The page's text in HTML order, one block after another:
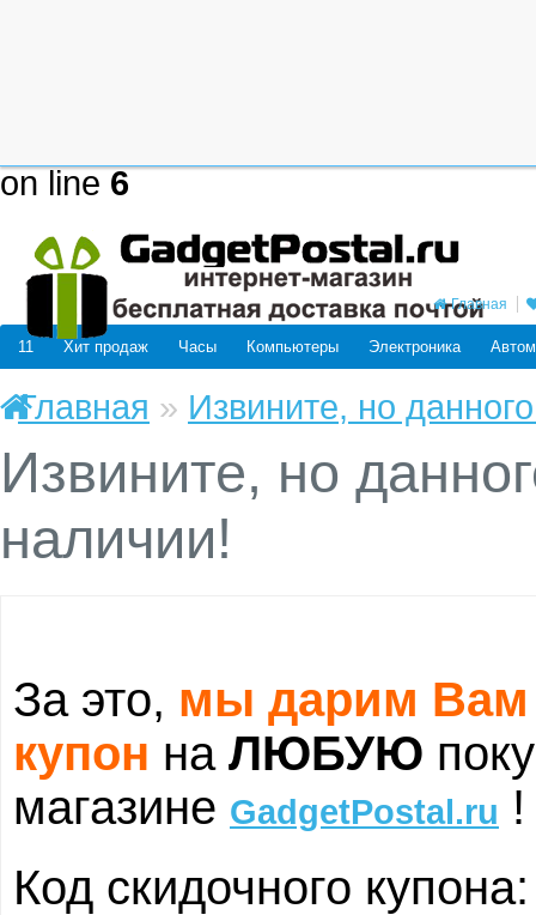
on line6
Главная
11 Хит продаж Часы Компьютеры Электроника
Главная » Извините, но
Извините, но
наличии!
За это, мы дарим Вам
купон на ЛЮБУЮ
магазине GadgetPostal.ru !
Код скидочного